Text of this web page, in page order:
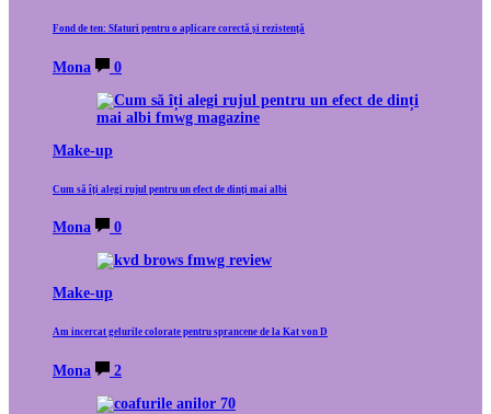
Fond de ten: Sfaturi pentru o aplicare corectă și rezistență
Mona 0
Make-up
Cum să îți alegi rujul pentru un efect de dinți mai albi
Mona 0
Make-up
Am incercat gelurile colorate pentru sprancene de la Kat von D
Mona 2